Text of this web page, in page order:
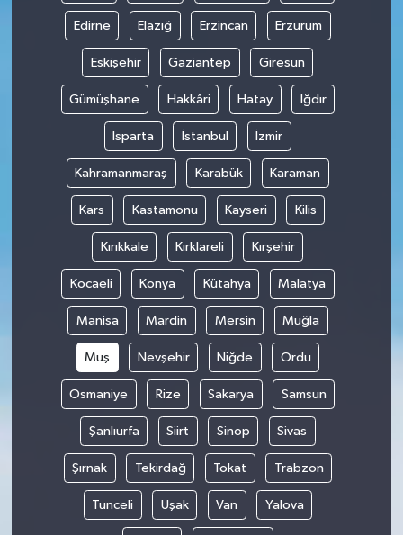
Edirne Elazığ Erzincan Erzurum
Eskişehir Gaziantep Giresun
Gümüşhane Hakkâri Hatay Iğdır
Isparta İstanbul İzmir
Kahramanmaraş Karabük Karaman
Kars Kastamonu Kayseri Kilis
Kırıkkale Kırklareli Kırşehir
Kocaeli Konya Kütahya Malatya
Manisa Mardin Mersin Muğla
Muş Nevşehir Niğde Ordu
Osmaniye Rize Sakarya Samsun
Şanlıurfa Siirt Sinop Sivas
Şırnak Tekirdağ Tokat Trabzon
Tunceli Uşak Van Yalova